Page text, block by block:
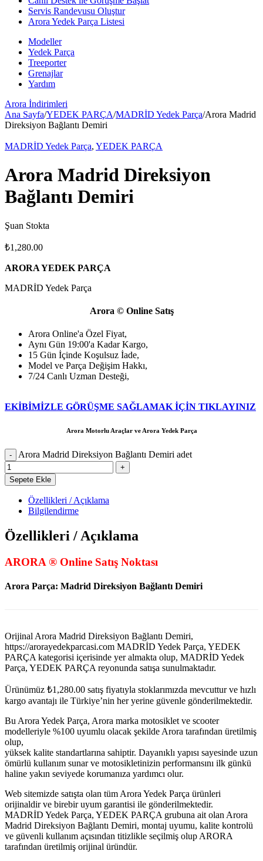
Servis Randevusu Oluştur
Arora Yedek Parça Listesi
Modeller
Yedek Parça
Treeporter
Grenajlar
Yardım
Arora İndirimleri
Ana Sayfa/YEDEK PARÇA/MADRİD Yedek Parça/Arora Madrid
Direksiyon Bağlantı Demiri
MADRİD Yedek Parça, YEDEK PARÇA
Arora Madrid Direksiyon
Bağlantı Demiri
Şuan Stokta
₺1,280.00
ARORA YEDEK PARÇA
MADRİD Yedek Parça
Arora © Online Satış
Arora Online'a Özel Fiyat,
Aynı Gün 19:00'a Kadar Kargo,
15 Gün İçinde Koşulsuz İade,
Model ve Parça Değişim Hakkı,
7/24 Canlı Uzman Desteği,
EKİBİMİZLE GÖRÜŞME SAĞLAMAK İÇİN TIKLAYINIZ
Arora Motorlu Araçlar ve Arora Yedek Parça
Arora Madrid Direksiyon Bağlantı Demiri adet
Sepete Ekle
Özellikleri / Açıklama
Bilgilendirme
Özellikleri / Açıklama
ARORA ® Online Satış Noktası
Arora Parça: Madrid Direksiyon Bağlantı Demiri
Orijinal Arora Madrid Direksiyon Bağlantı Demiri,
https://arorayedekparcasi.com MADRİD Yedek Parça, YEDEK
PARÇA kategorisi içerisinde yer almakta olup, MADRİD Yedek
Parça, YEDEK PARÇA reyonunda satışa sunulmaktadır.
Ürünümüz ₺1,280.00 satış fiyatıyla stoklarımızda mevcuttur ve hızlı
kargo avantajı ile Türkiye’nin her yerine güvenle gönderilmektedir.
Bu Arora Yedek Parça, Arora marka motosiklet ve scooter
modelleriyle %100 uyumlu olacak şekilde Arora tarafından üretilmiş
olup,
yüksek kalite standartlarına sahiptir. Dayanıklı yapısı sayesinde uzun
ömürlü kullanım sunar ve motosikletinizin performansını ilk günkü
haline yakın seviyede korumanıza yardımcı olur.
Web sitemizde satışta olan tüm Arora Yedek Parça ürünleri
orijinaldir ve birebir uyum garantisi ile gönderilmektedir.
MADRİD Yedek Parça, YEDEK PARÇA grubuna ait olan Arora
Madrid Direksiyon Bağlantı Demiri, montaj uyumu, kalite kontrolü
ve güvenli kullanım açısından titizlikle seçilmiş olup ARORA
tarafından üretilmiş orijinal üründür.